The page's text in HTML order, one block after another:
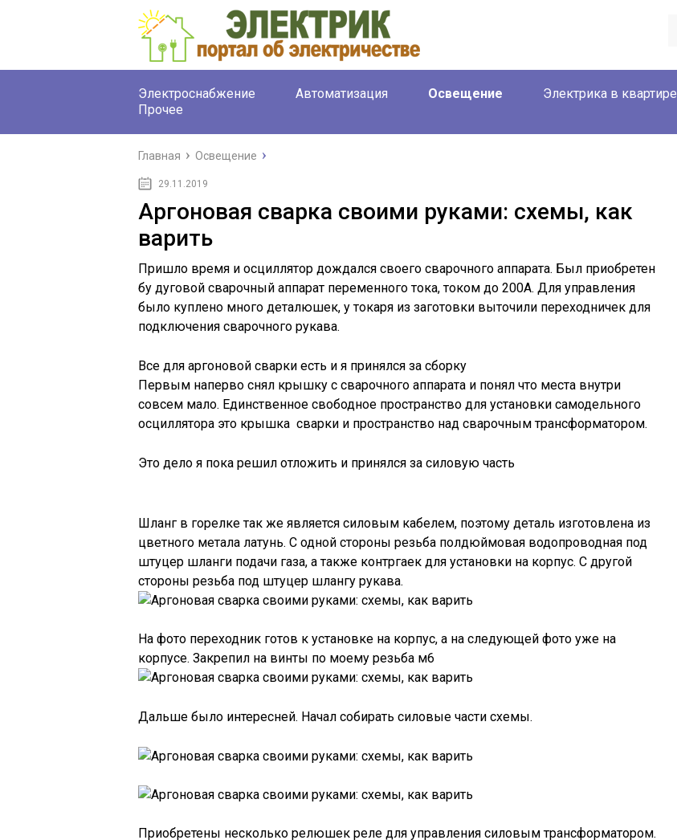
Электроснабжение Автоматизация Освещение Электрика в квартире
Прочее
Главная Освещение
29.11.2019
Аргоновая сварка своими руками: схемы, как
варить
Пришло время и осциллятор дождался своего сварочного аппарата. Был приобретен
бу дуговой сварочный аппарат переменного тока, током до 200А. Для управления
было куплено много деталюшек, у токаря из заготовки выточили переходничек для
подключения сварочного рукава.
Все для аргоновой сварки есть и я принялся за сборку
Первым наперво снял крышку с сварочного аппарата и понял что места внутри
совсем мало. Единственное свободное пространство для установки самодельного
осциллятора это крышка сварки и пространство над сварочным трансформатором.
Это дело я пока решил отложить и принялся за силовую часть
Шланг в горелке так же является силовым кабелем, поэтому деталь изготовлена из
цветного метала латунь. С одной стороны резьба полдюймовая водопроводная под
штуцер шланги подачи газа, а также контргаек для установки на корпус. С другой
стороны резьба под штуцер шлангу рукава.
На фото переходник готов к установке на корпус, а на следующей фото уже на
корпусе. Закрепил на винты по моему резьба м6
Дальше было интересней. Начал собирать силовые части схемы.
Приобретены несколько релюшек реле для управления силовым трансформатором.